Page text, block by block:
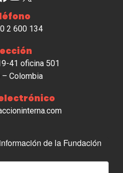
2 600 134
41 oficina 501
– Colombia